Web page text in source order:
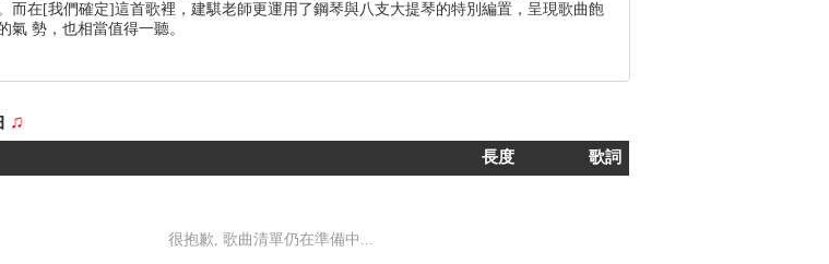
而在[我們確定]這首歌裡，建騏老師更運用了鋼琴與八支大提琴的特別編置，呈現歌曲飽
氣 勢，也相當值得一聽。
♫
長度 歌詞
很抱歉, 歌曲清單仍在準備中...